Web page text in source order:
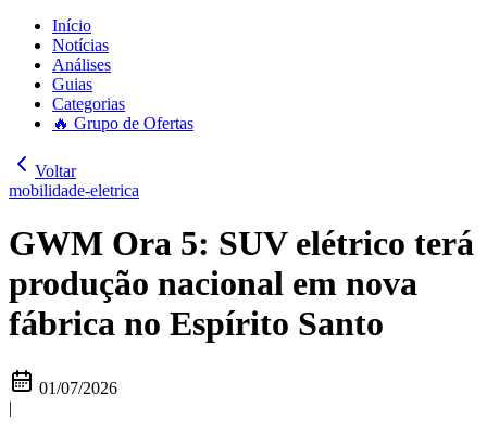
Início
Notícias
Análises
Guias
Categorias
🔥 Grupo de Ofertas
Voltar
mobilidade-eletrica
GWM Ora 5: SUV elétrico terá
produção nacional em nova
fábrica no Espírito Santo
01/07/2026
|